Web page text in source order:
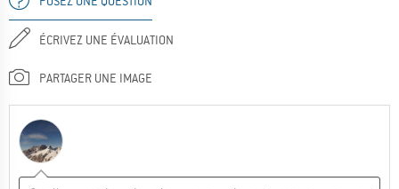
ÉCRIVEZ UNE ÉVALUATION
PARTAGER UNE IMAGE